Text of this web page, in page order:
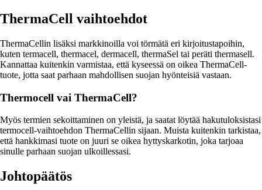
ThermaCell vaihtoehdot
ThermaCellin lisäksi markkinoilla voi törmätä eri kirjoitustapoihin,
kuten termacell, thermacel, dermacell, thermaSel tai peräti thermasell.
Kannattaa kuitenkin varmistaa, että kyseessä on oikea ThermaCell-
tuote, jotta saat parhaan mahdollisen suojan hyönteisiä vastaan.
Thermocell vai ThermaCell?
Myös termien sekoittaminen on yleistä, ja saatat löytää hakutuloksistasi
termocell-vaihtoehdon ThermaCellin sijaan. Muista kuitenkin tarkistaa,
että hankkimasi tuote on juuri se oikea hyttyskarkotin, joka tarjoaa
sinulle parhaan suojan ulkoillessasi.
Johtopäätös